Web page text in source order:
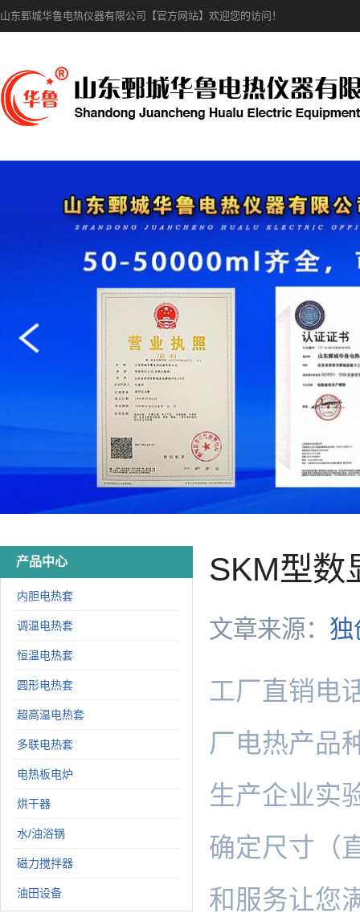
山东鄄城华鲁电热仪器有限公司【官方网站】欢迎您的访问！
SKM型数
文章来源： 独
工厂直销电
厂电热产品
生产企业实
确定尺寸（
和服务让您
产品中心
内胆电热套
调温电热套
恒温电热套
圆形电热套
超高温电热套
多联电热套
电热板电炉
烘干器
水/油浴锅
磁力搅拌器
油田设备